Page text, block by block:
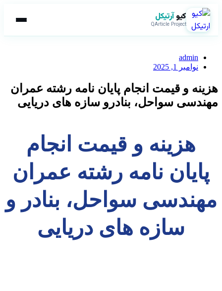
کیوآرتیکل
QArticle Project
admin
نوامبر 1, 2025
هزینه و قیمت انجام پایان نامه رشته عمران
مهندسی سواحل، بنادرو سازه های دریایی
هزینه و قیمت انجام
پایان نامه رشته عمران
مهندسی سواحل، بنادر و
سازه های دریایی